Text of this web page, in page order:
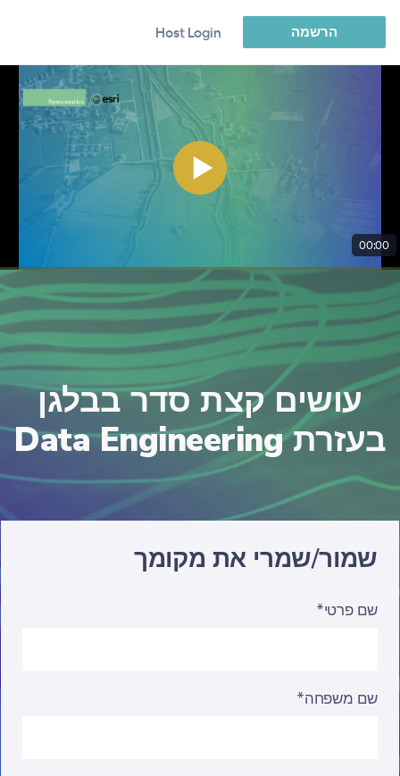
Host Login הרשמה
00:00
עושים קצת סדר בבלגן
בעזרת Data Engineering
שמור/שמרי את מקומך
שם פרטי*
שם משפחה*